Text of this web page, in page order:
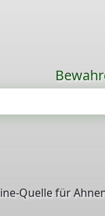
Quelle für